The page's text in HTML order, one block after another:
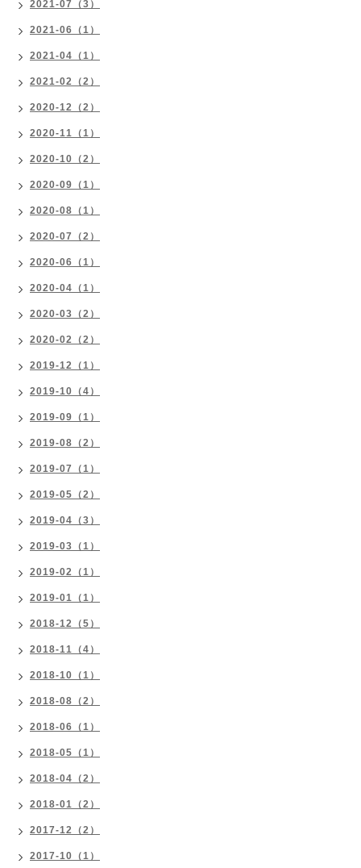
2021-07（3）
2021-06（1）
2021-04（1）
2021-02（2）
2020-12（2）
2020-11（1）
2020-10（2）
2020-09（1）
2020-08（1）
2020-07（2）
2020-06（1）
2020-04（1）
2020-03（2）
2020-02（2）
2019-12（1）
2019-10（4）
2019-09（1）
2019-08（2）
2019-07（1）
2019-05（2）
2019-04（3）
2019-03（1）
2019-02（1）
2019-01（1）
2018-12（5）
2018-11（4）
2018-10（1）
2018-08（2）
2018-06（1）
2018-05（1）
2018-04（2）
2018-01（2）
2017-12（2）
2017-10（1）